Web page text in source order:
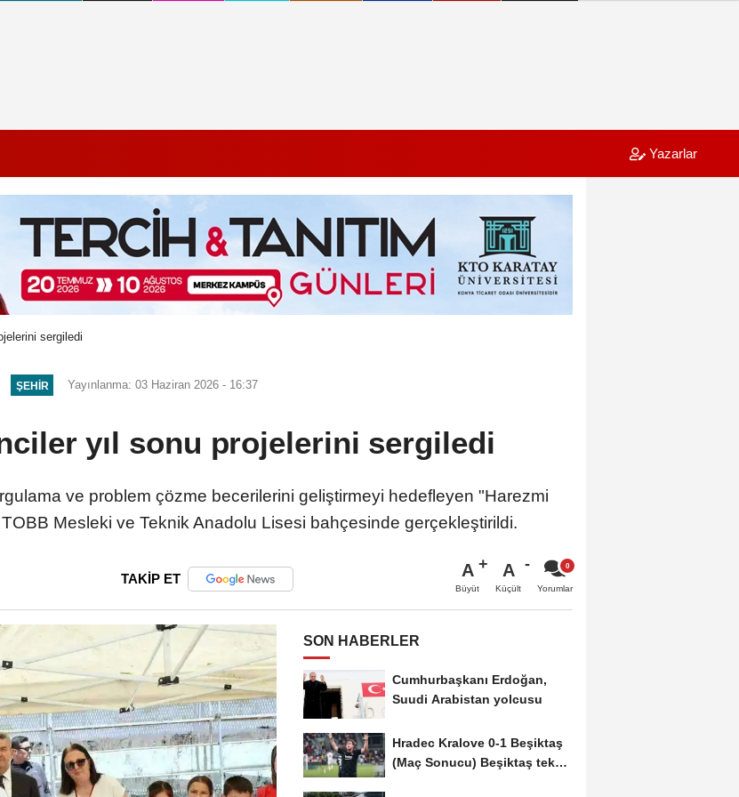
Yazarlar
sergiledi
ŞEHIR Yayınlanma: 03 Haziran 2026 - 16:37
yıl sonu projelerini sergiledi
ve problem çözme becerilerini geliştirmeyi hedefleyen "Harezmi
Mesleki ve Teknik Anadolu Lisesi bahçesinde gerçekleştirildi.
TAKİP ET A
Büyüt
A
Küçült Yorumlar
SON HABERLER
Cumhurbaşkanı Erdoğan,
Suudi Arabistan yolcusu
Hradec Kralove 0-1 Beşiktaş
(Maç Sonucu) Beşiktaş tek